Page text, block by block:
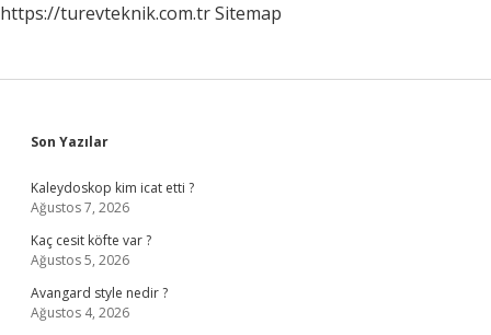
https://turevteknik.com.trSitemap
Sidebar
Son Yazılar
Kaleydoskop kim icat etti ?
Ağustos 7, 2026
Kaç cesit köfte var ?
Ağustos 5, 2026
Avangard style nedir ?
Ağustos 4, 2026